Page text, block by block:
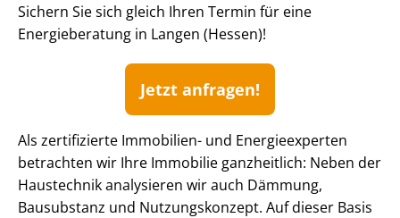
Sichern Sie sich gleich Ihren Termin für eine
Energieberatung in Langen (Hessen)!
Jetzt anfragen!
Als zertifizierte Immobilien- und Energieexperten
betrachten wir Ihre Immobilie ganzheitlich: Neben der
Haustechnik analysieren wir auch Dämmung,
Bausubstanz und Nutzungskonzept. Auf dieser Basis